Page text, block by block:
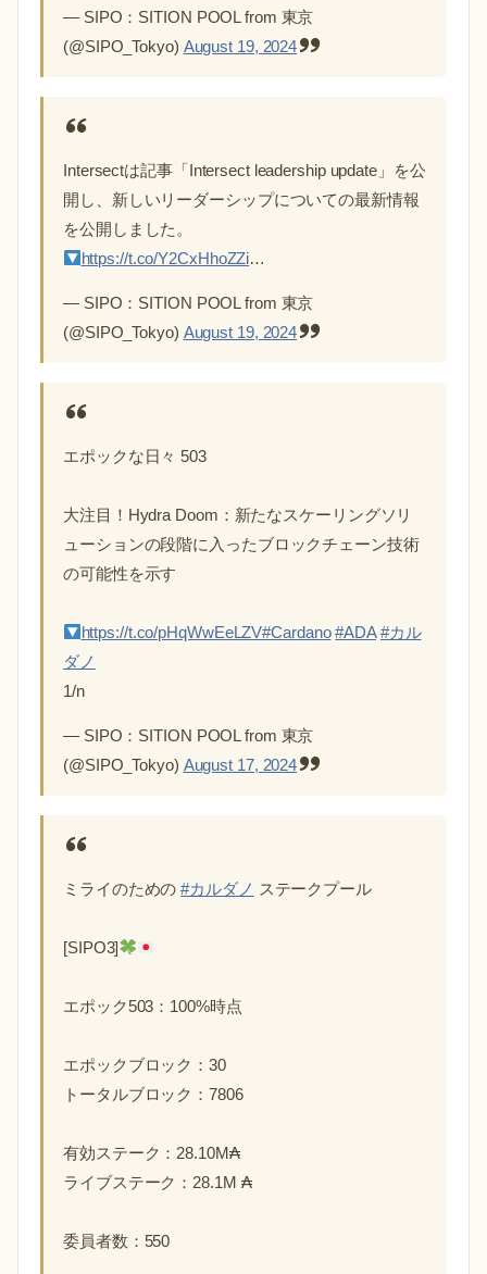
— SIPO：SITION POOL from 東京
(@SIPO_Tokyo) August 19, 2024
Intersectは記事「Intersect leadership update」を公
開し、新しいリーダーシップについての最新情報
を公開しました。
https://t.co/Y2CxHhoZZi…
— SIPO：SITION POOL from 東京
(@SIPO_Tokyo) August 19, 2024
エポックな日々 503
大注目！Hydra Doom：新たなスケーリングソリ
ューションの段階に入ったブロックチェーン技術
の可能性を示す
https://t.co/pHqWwEeLZV#Cardano #ADA #カル
ダノ
1/n
— SIPO：SITION POOL from 東京
(@SIPO_Tokyo) August 17, 2024
ミライのための#カルダノ ステークプール
[SIPO3]
エポック503：100%時点
エポックブロック：30
トータルブロック：7806
有効ステーク：28.10M₳
ライブステーク：28.1M ₳
委員者数：550